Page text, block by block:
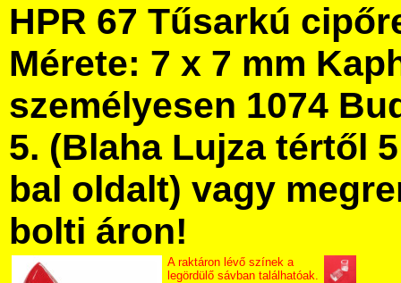
HPR 67 Tűsarkú
Mérete: 7 x 7 mm
személyesen 1074
5. (Blaha Lujza tértől
bal oldalt) vagy
bolti áron!
A raktáron lévő színek a
legördülő sávban találhatóak.